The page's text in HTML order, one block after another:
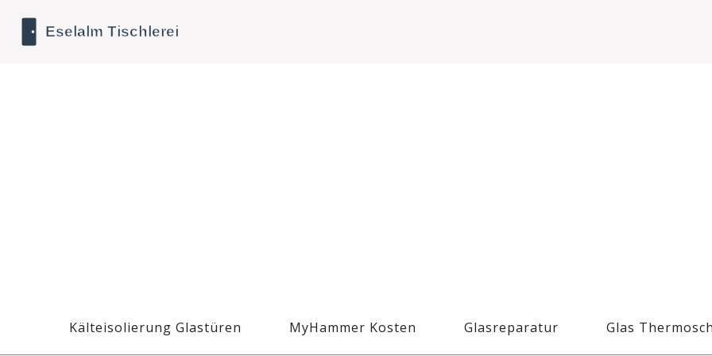
Kälteisolierung Glastüren MyHammer Kosten Glasreparatur Glas